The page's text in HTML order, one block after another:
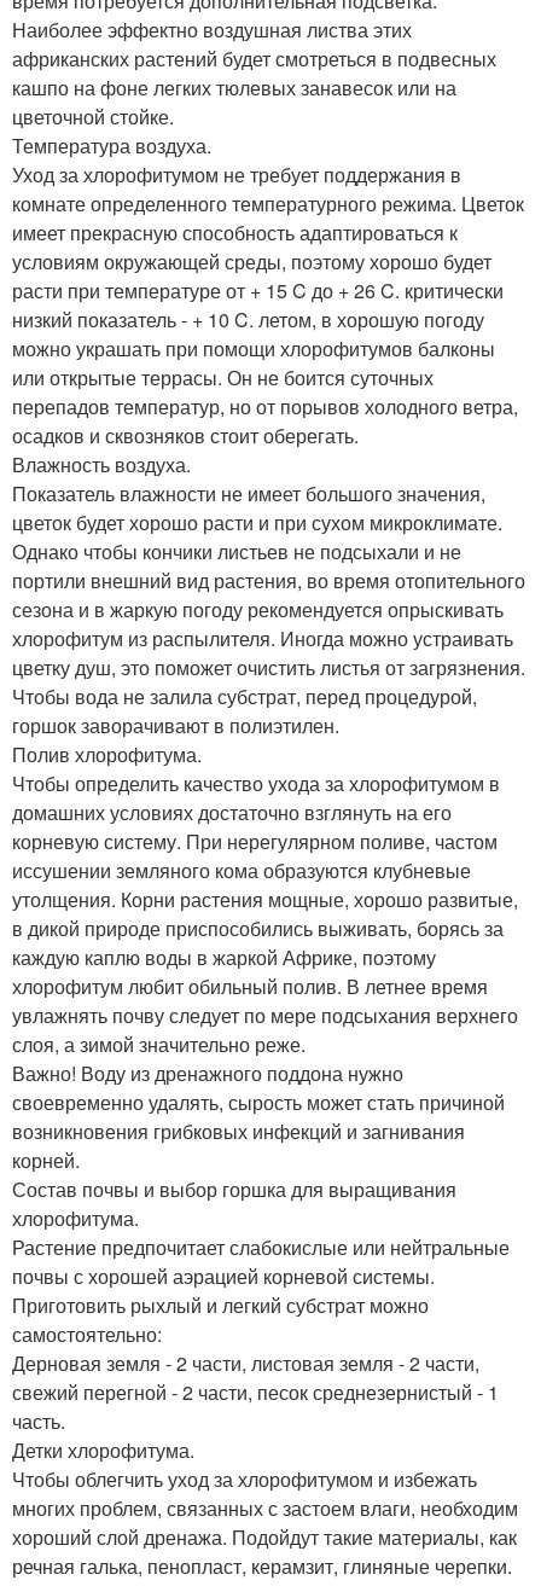
Наиболее эффектно воздушная листва этих
африканских растений будет смотреться в подвесных
кашпо на фоне легких тюлевых занавесок или на
цветочной стойке.
Температура воздуха.
Уход за хлорофитумом не требует поддержания в
комнате определенного температурного режима. Цветок
имеет прекрасную способность адаптироваться к
условиям окружающей среды, поэтому хорошо будет
расти при температуре от + 15 C до + 26 C. критически
низкий показатель - + 10 C. летом, в хорошую погоду
можно украшать при помощи хлорофитумов балконы
или открытые террасы. Он не боится суточных
перепадов температур, но от порывов холодного ветра,
осадков и сквозняков стоит оберегать.
Влажность воздуха.
Показатель влажности не имеет большого значения,
цветок будет хорошо расти и при сухом микроклимате.
Однако чтобы кончики листьев не подсыхали и не
портили внешний вид растения, во время отопительного
сезона и в жаркую погоду рекомендуется опрыскивать
хлорофитум из распылителя. Иногда можно устраивать
цветку душ, это поможет очистить листья от загрязнения.
Чтобы вода не залила субстрат, перед процедурой,
горшок заворачивают в полиэтилен.
Полив хлорофитума.
Чтобы определить качество ухода за хлорофитумом в
домашних условиях достаточно взглянуть на его
корневую систему. При нерегулярном поливе, частом
иссушении земляного кома образуются клубневые
утолщения. Корни растения мощные, хорошо развитые,
в дикой природе приспособились выживать, борясь за
каждую каплю воды в жаркой Африке, поэтому
хлорофитум любит обильный полив. В летнее время
увлажнять почву следует по мере подсыхания верхнего
слоя, а зимой значительно реже.
Важно! Воду из дренажного поддона нужно
своевременно удалять, сырость может стать причиной
возникновения грибковых инфекций и загнивания
корней.
Состав почвы и выбор горшка для выращивания
хлорофитума.
Растение предпочитает слабокислые или нейтральные
почвы с хорошей аэрацией корневой системы.
Приготовить рыхлый и легкий субстрат можно
самостоятельно:
Дерновая земля - 2 части, листовая земля - 2 части,
свежий перегной - 2 части, песок среднезернистый - 1
часть.
Детки хлорофитума.
Чтобы облегчить уход за хлорофитумом и избежать
многих проблем, связанных с застоем влаги, необходим
хороший слой дренажа. Подойдут такие материалы, как
речная галька, пенопласт, керамзит, глиняные черепки.